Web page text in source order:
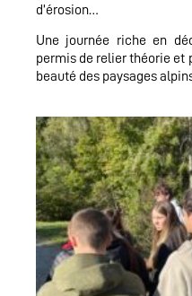
d’érosion…
Une journée riche en
permis de relier théorie et
beauté des paysages